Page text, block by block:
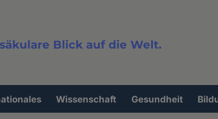
Blick auf die Welt.
Wissenschaft Gesundheit